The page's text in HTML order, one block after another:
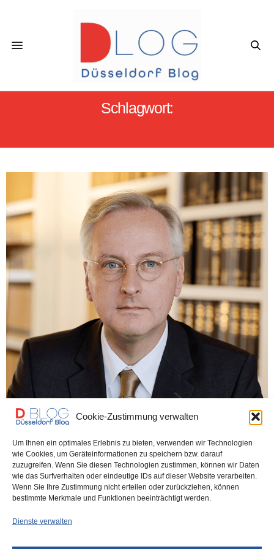
Cookie-Zustimmung verwalten
Um Ihnen ein optimales Erlebnis zu bieten, verwenden wir Technologien
wie Cookies, um Geräteinformationen zu speichern bzw. darauf
zuzugreifen. Wenn Sie diesen Technologien zustimmen, können wir Daten
wie das Surfverhalten oder eindeutige IDs auf dieser Website verarbeiten.
Wenn Sie Ihre Zustimmung nicht erteilen oder zurückziehen, können
bestimmte Merkmale und Funktionen beeinträchtigt werden.
Dienste verwalten
Schlagwort:
Mit Zustimmung des Präsidenten:
Düsseldorfer Anwalt Carlos A.
Gebauer gründet Javier-Milei-Institut
Ich habe hier kürzlich über einen Prozess geschrieben, in dem es